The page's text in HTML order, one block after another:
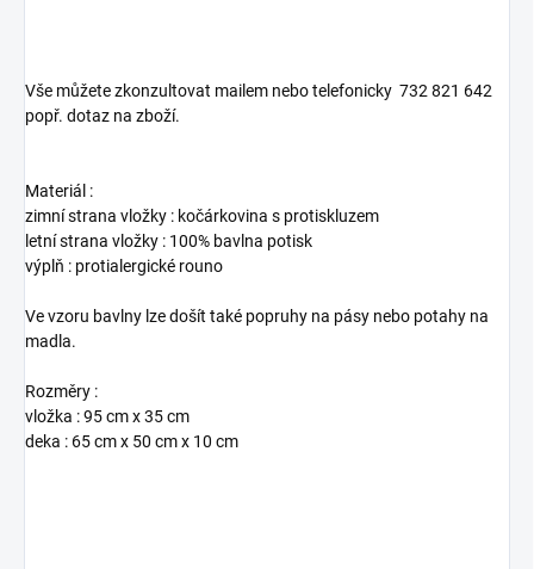
Vše můžete zkonzultovat mailem nebo telefonicky 732 821 642
popř. dotaz na zboží.
Materiál :
zimní strana vložky : kočárkovina s protiskluzem
letní strana vložky : 100% bavlna potisk
výplň : protialergické rouno
Ve vzoru bavlny lze došít také popruhy na pásy nebo potahy na
madla.
Rozměry :
vložka : 95 cm x 35 cm
deka : 65 cm x 50 cm x 10 cm